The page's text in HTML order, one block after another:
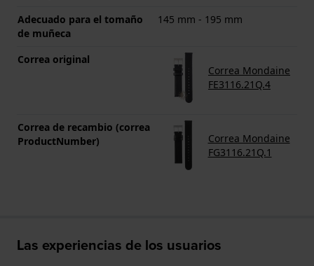
Adecuado para el tomaño
de muñeca
145 mm - 195 mm
Correa original
Correa Mondaine
FE3116.21Q.4
Correa de recambio (correa
ProductNumber)
Correa Mondaine
FG3116.21Q.1
Las experiencias de los usuarios